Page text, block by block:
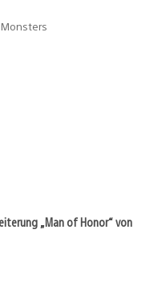
„Man of Honor“ von